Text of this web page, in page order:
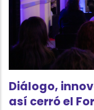
Diálogo,
así cerró el